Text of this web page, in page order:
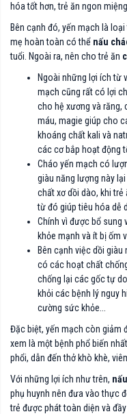
hóa tốt hơn, trẻ ăn ngon
Bên cạnh đó, yến mạch là
mẹ hoàn toàn có thể nấu
tuổi. Ngoài ra, nên cho trẻ ăn
Ngoài những lợi ích từ
mạch cũng rất có lợi
cho hệ xương và răng,
máu, magie giúp cho
khoáng chất kali và
các cơ bắp hoạt động
Cháo yến mạch có
giàu năng lượng này
chất xơ dồi dào, khi
từ đó giúp tiêu hóa dễ
Chính vì được bổ sung
khỏe mạnh và ít bị ốm
Bên cạnh việc dồi
có các hoạt chất
chống lại các gốc tự
khỏi các bệnh lý nguy
cường sức khỏe...
Đặc biệt, yến mạch còn giảm
xem là một bệnh phổ biến
phổi, dẫn đến thở khò khè,
Với những lợi ích như trên,
phụ huynh nên đưa vào thực
trẻ được phát toàn diện và đầy